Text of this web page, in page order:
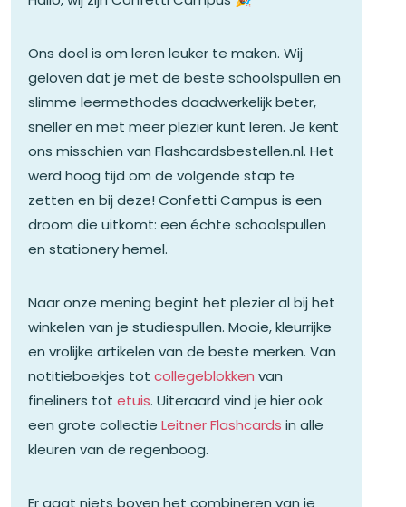
Ons doel is om leren leuker te maken. Wij
geloven dat je met de beste schoolspullen en
slimme leermethodes daadwerkelijk beter,
sneller en met meer plezier kunt leren. Je kent
ons misschien van Flashcardsbestellen.nl. Het
werd hoog tijd om de volgende stap te
zetten en bij deze! Confetti Campus is een
droom die uitkomt: een échte schoolspullen
en stationery hemel.
Naar onze mening begint het plezier al bij het
winkelen van je studiespullen. Mooie, kleurrijke
en vrolijke artikelen van de beste merken. Van
notitieboekjes totcollegeblokken van
fineliners totetuis. Uiteraard vind je hier ook
een grote collectieLeitner Flashcards in alle
kleuren van de regenboog.
Er gaat niets boven het combineren van je